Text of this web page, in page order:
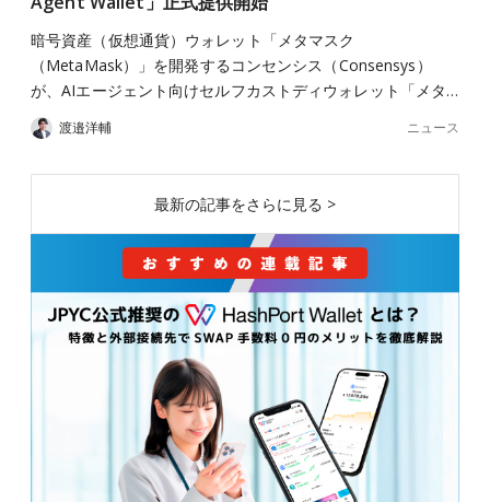
暗号資産（仮想通貨）ウォレット「メタマスク
（MetaMask）」を開発するコンセンシス（Consensys）
が、AIエージェント向けセルフカストディウォレット「メタ…
渡邉洋輔 ニュース
最新の記事をさらに見る >